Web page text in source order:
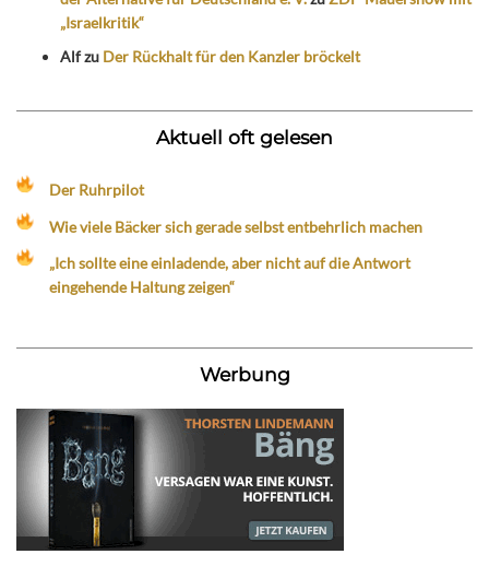
„Israelkritik“
Alfzu Der Rückhalt für den Kanzler bröckelt
Aktuell oft gelesen
Der Ruhrpilot
Wie viele Bäcker sich gerade selbst entbehrlich machen
„Ich sollte eine einladende, aber nicht auf die Antwort
eingehende Haltung zeigen“
Werbung